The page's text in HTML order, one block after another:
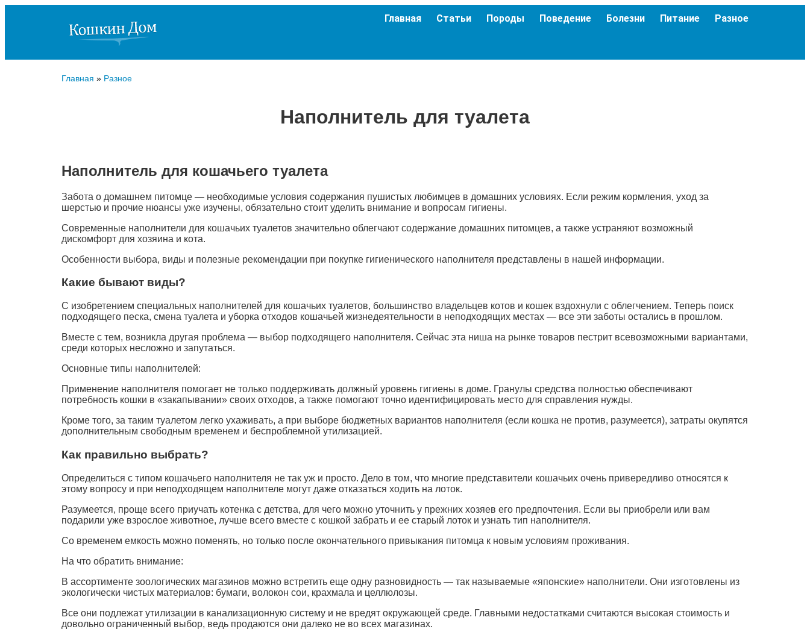
Главная Статьи Породы Поведение Болезни Питание Разное
Главная » Разное
Наполнитель для туалета
Наполнитель для кошачьего туалета
Забота о домашнем питомце — необходимые условия содержания пушистых любимцев в домашних условиях. Если режим кормления, уход за
шерстью и прочие нюансы уже изучены, обязательно стоит уделить внимание и вопросам гигиены.
Современные наполнители для кошачьих туалетов значительно облегчают содержание домашних питомцев, а также устраняют возможный
дискомфорт для хозяина и кота.
Особенности выбора, виды и полезные рекомендации при покупке гигиенического наполнителя представлены в нашей информации.
Какие бывают виды?
С изобретением специальных наполнителей для кошачьих туалетов, большинство владельцев котов и кошек вздохнули с облегчением. Теперь поиск
подходящего песка, смена туалета и уборка отходов кошачьей жизнедеятельности в неподходящих местах — все эти заботы остались в прошлом.
Вместе с тем, возникла другая проблема — выбор подходящего наполнителя. Сейчас эта ниша на рынке товаров пестрит всевозможными вариантами,
среди которых несложно и запутаться.
Основные типы наполнителей:
Применение наполнителя помогает не только поддерживать должный уровень гигиены в доме. Гранулы средства полностью обеспечивают
потребность кошки в «закапывании» своих отходов, а также помогают точно идентифицировать место для справления нужды.
Кроме того, за таким туалетом легко ухаживать, а при выборе бюджетных вариантов наполнителя (если кошка не против, разумеется), затраты окупятся
дополнительным свободным временем и беспроблемной утилизацией.
Как правильно выбрать?
Определиться с типом кошачьего наполнителя не так уж и просто. Дело в том, что многие представители кошачьих очень привередливо относятся к
этому вопросу и при неподходящем наполнителе могут даже отказаться ходить на лоток.
Разумеется, проще всего приучать котенка с детства, для чего можно уточнить у прежних хозяев его предпочтения. Если вы приобрели или вам
подарили уже взрослое животное, лучше всего вместе с кошкой забрать и ее старый лоток и узнать тип наполнителя.
Со временем емкость можно поменять, но только после окончательного привыкания питомца к новым условиям проживания.
На что обратить внимание:
В ассортименте зоологических магазинов можно встретить еще одну разновидность — так называемые «японские» наполнители. Они изготовлены из
экологически чистых материалов: бумаги, волокон сои, крахмала и целлюлозы.
Все они подлежат утилизации в канализационную систему и не вредят окружающей среде. Главными недостатками считаются высокая стоимость и
довольно ограниченный выбор, ведь продаются они далеко не во всех магазинах.